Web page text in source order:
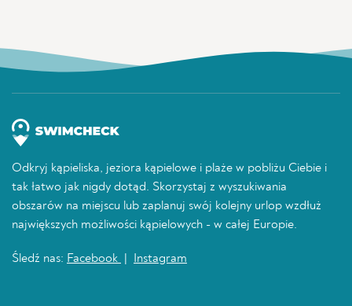
Odkryj kąpieliska, jeziora kąpielowe i plaże w pobliżu Ciebie i
tak łatwo jak nigdy dotąd. Skorzystaj z wyszukiwania
obszarów na miejscu lub zaplanuj swój kolejny urlop wzdłuż
największych możliwości kąpielowych - w całej Europie.
Śledź nas: Facebook Instagram